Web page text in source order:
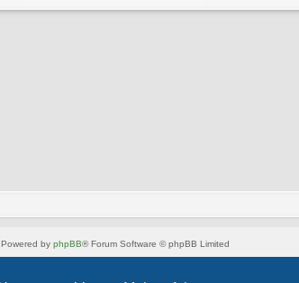
Powered by phpBB® Forum Software © phpBB Limited
Style vonArty- phpBB 3.3 von MrGaby